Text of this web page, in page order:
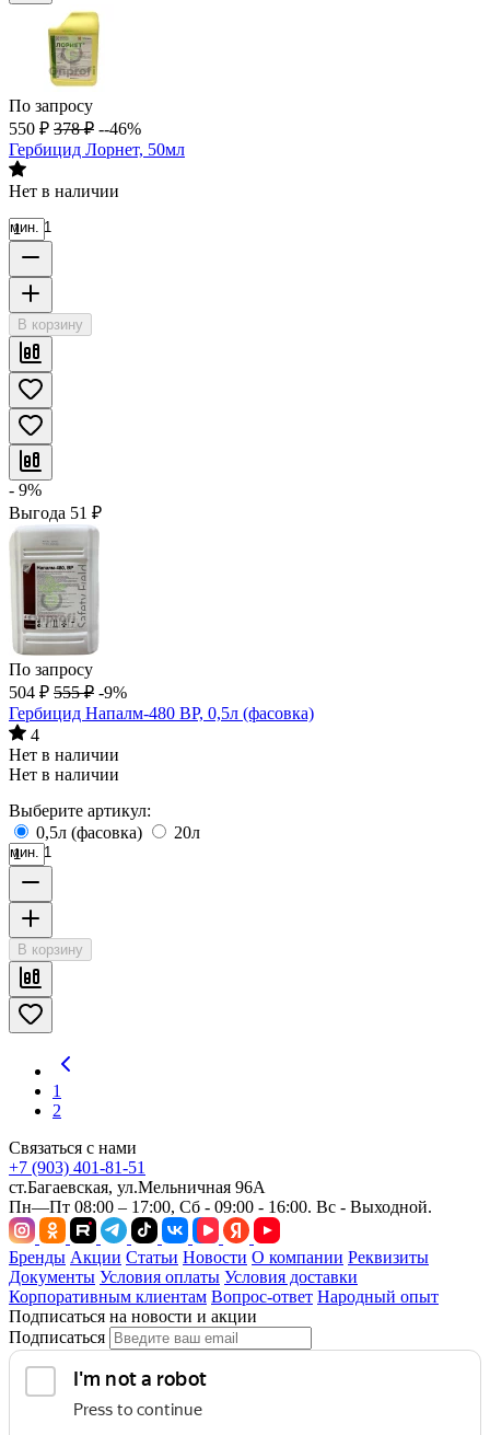
По запросу
550 ₽ 378 ₽ --46%
Гербицид Лорнет, 50мл
Нет в наличии
мин. 1
В корзину
- 9%
Выгода 51 ₽
По запросу
504 ₽ 555 ₽ -9%
Гербицид Напалм-480 ВР, 0,5л (фасовка)
4
Нет в наличии
Нет в наличии
Выберите артикул:
0,5л (фасовка)
20л
мин. 1
В корзину
1
2
Связаться с нами
+7 (903) 401-81-51
ст.Багаевская, ул.Мельничная 96А
Пн—Пт 08:00 – 17:00, Сб - 09:00 - 16:00. Вс - Выходной.
Бренды Акции Статьи Новости О компании Реквизиты
Документы Условия оплаты Условия доставки
Корпоративным клиентам Вопрос-ответ Народный опыт
Подписаться на новости и акции
Подписаться